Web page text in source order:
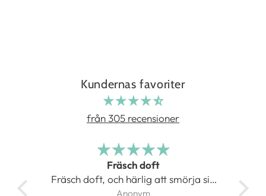
Kundernas favoriter
från 305 recensioner
Fräsch doft
Fräsch doft, och härlig att smörja sig
med
Anonym